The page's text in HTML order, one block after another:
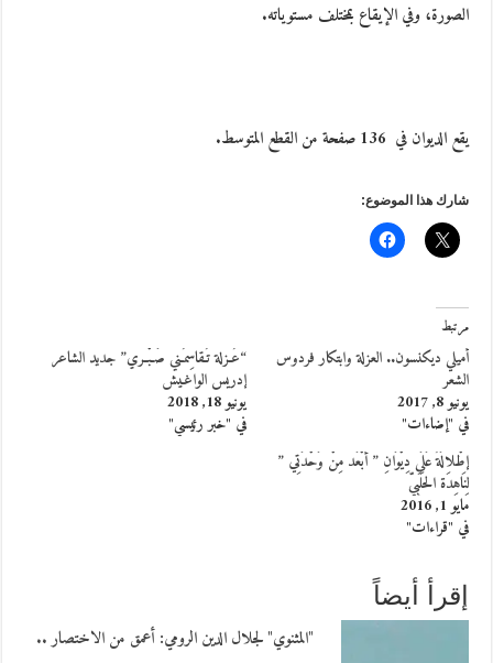
الصورة، وفي الإيقاع بمختلف مستوياته.
يقع الديوان في 136صفحة من القطع المتوسط.
شارك هذا الموضوع:
مرتبط
أميلي ديكنسون.. العزلة وابتكار فردوس
الشعر
يونيو 8, 2017
في "إضاءات"
“عُـزلة تُـقاسِمُـني صَـبْـري” جديد الشاعر
إدريس الواغـيش
يونيو 18, 2018
في "خبر رئيسي"
إطْلالَةٌ عَلَى دِيْوَانِ ” أبْعَد مِنْ وَحْدَتِي ”
لِنَاهِدَة الحَلَبِيِّ
مايو 1, 2016
في "قراءات"
إقرأ أيضاً
"المثنوي" لجلال الدين الرومي: أعمق من الاختصار ..